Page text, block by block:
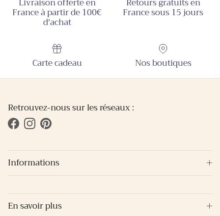
France à partir de 100€
d'achat
France sous 15 jours
Carte cadeau Nos boutiques
Retrouvez-nous sur les réseaux :
FacebookInstagramPinterest
Informations
En savoir plus